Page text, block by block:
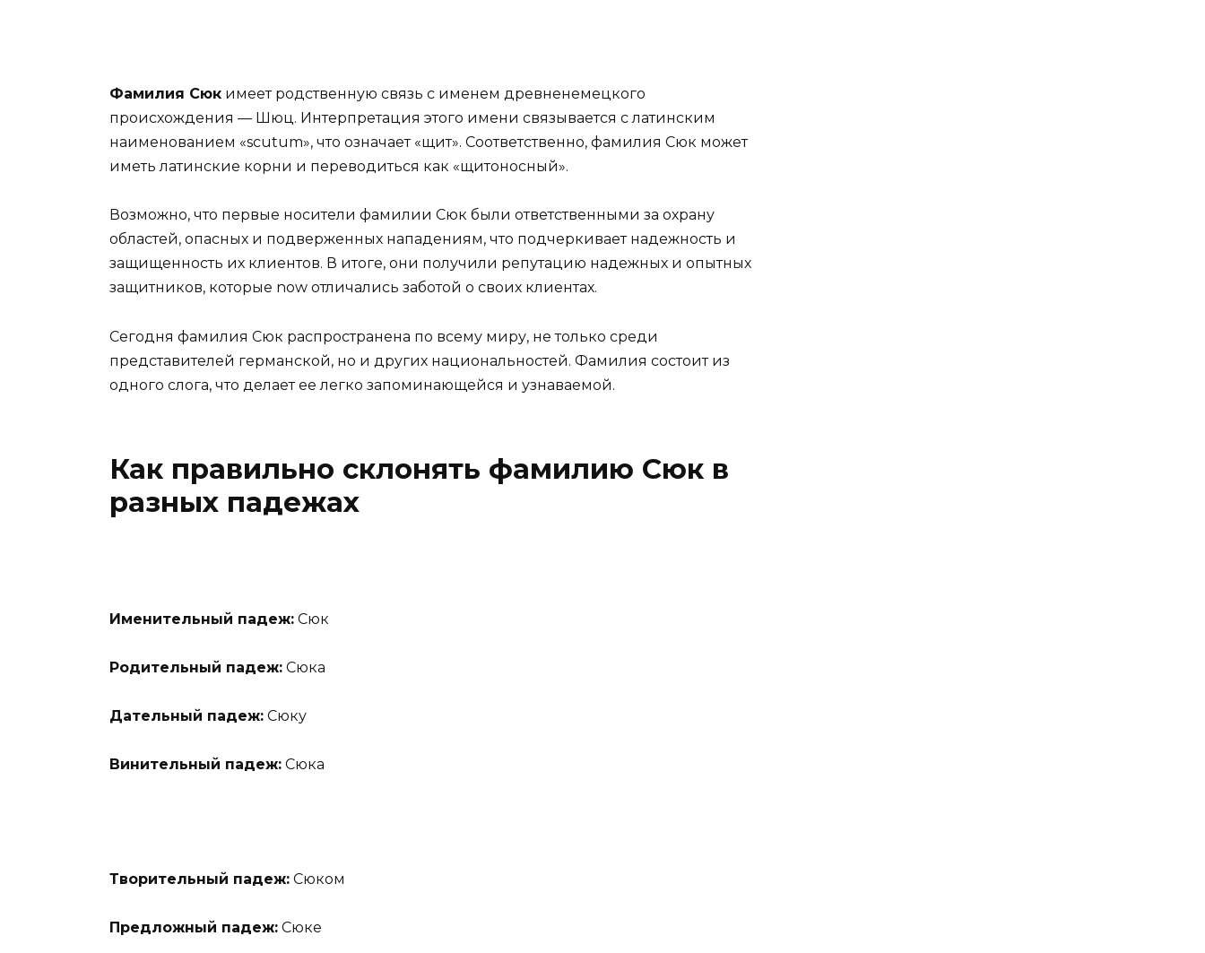
Фамилия Сюк имеет родственную связь с именем древненемецкого
происхождения — Шюц. Интерпретация этого имени связывается с латинским
наименованием «scutum», что означает «щит». Соответственно, фамилия Сюк может
иметь латинские корни и переводиться как «щитоносный».
Возможно, что первые носители фамилии Сюк были ответственными за охрану
областей, опасных и подверженных нападениям, что подчеркивает надежность и
защищенность их клиентов. В итоге, они получили репутацию надежных и опытных
защитников, которые now отличались заботой о своих клиентах.
Сегодня фамилия Сюк распространена по всему миру, не только среди
представителей германской, но и других национальностей. Фамилия состоит из
одного слога, что делает ее легко запоминающейся и узнаваемой.
Как правильно склонять фамилию Сюк в
разных падежах
Именительный падеж: Сюк
Родительный падеж: Сюка
Дательный падеж: Сюку
Винительный падеж: Сюка
Творительный падеж: Сюком
Предложный падеж: Сюке